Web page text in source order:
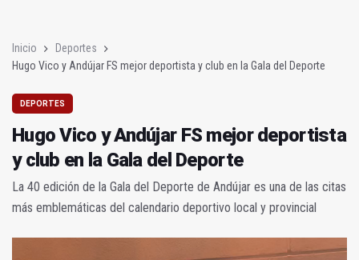
Inicio
Deportes
Hugo Vico y Andújar FS mejor deportista y club en la Gala del Deporte
DEPORTES
Hugo Vico y Andújar FS mejor deportista
y club en la Gala del Deporte
La 40 edición de la Gala del Deporte de Andújar es una de las citas
más emblemáticas del calendario deportivo local y provincial